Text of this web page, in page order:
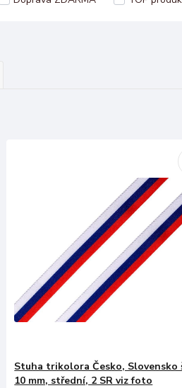
Stuha trikolora Česko, Slovensko
10 mm, střední, 2 SR viz foto